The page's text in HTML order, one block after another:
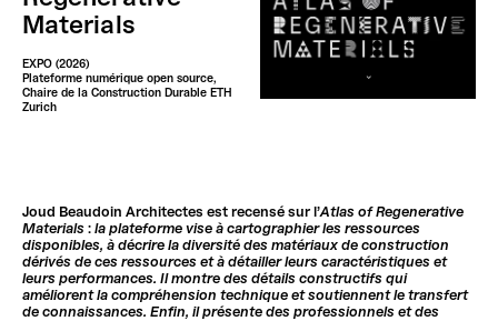
Materials
EXPO (2026)
Plateforme numérique open source,
Chaire de la Construction Durable ETH
Zurich
Joud Beaudoin Architectes est recensé sur l’Atlas of Regenerative
Materials : la plateforme vise à cartographier les ressources
disponibles, à décrire la diversité des matériaux de construction
dérivés de ces ressources et à détailler leurs caractéristiques et
leurs performances. Il montre des détails constructifs qui
améliorent la compréhension technique et soutiennent le transfert
de connaissances. Enfin, il présente des professionnels et des